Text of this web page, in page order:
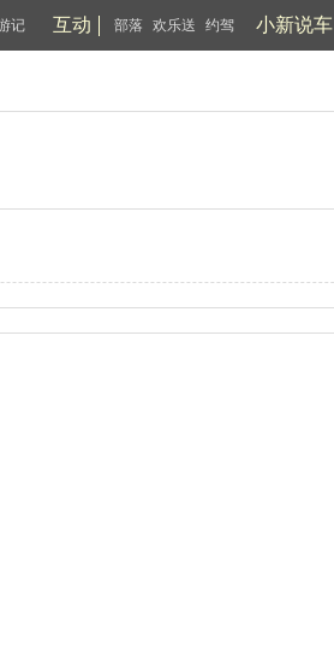
记 互动 部落 欢乐送 约驾 小新说车